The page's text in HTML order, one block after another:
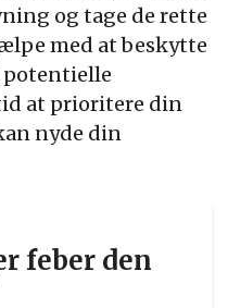
og tage de rette
med at beskytte
potentielle
at prioritere din
nyde din
feber den